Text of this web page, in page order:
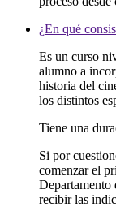
¿En qué
Es un curso
alumno a
historia del
los distintos
Tiene una
Si por
comenzar el
Departamento
recibir las